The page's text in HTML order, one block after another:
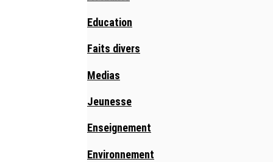
Education
Faits divers
Medias
Jeunesse
Enseignement
Environnement